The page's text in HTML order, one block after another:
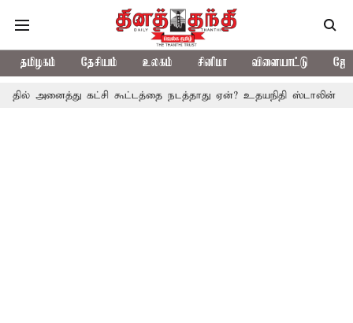
தமிழகம் தேசியம் உலகம் சினிமா விளையாட்டு
கட்சி கூட்டத்தை நடத்தாது ஏன்? உதயநிதி ஸ்டாலின் கேள்வி